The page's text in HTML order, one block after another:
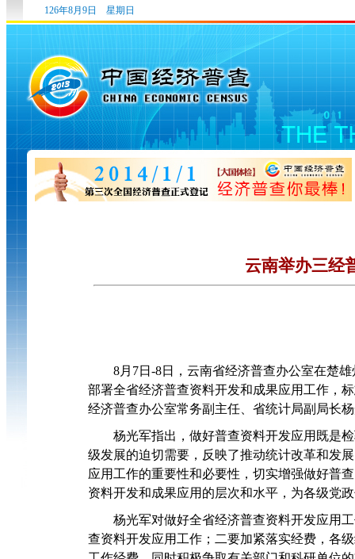
126年8月9日 星期日
云南举办三经
8月7日-8日，云南省经济普查办公室在楚
部署全省经济普查资料开发和成果应用工作，
经济普查办公室常务副主任、省统计局副局长
杨光军指出，做好普查资料开发应用既是
级发展的迫切需要，反映了推动统计改革和发
应用工作的重要性和必要性，切实增强做好普
资料开发和成果应用的层次和水平，为各级党
杨光军对做好全省经济普查资料开发应用
查资料开发应用工作；二要加紧落实经费，各